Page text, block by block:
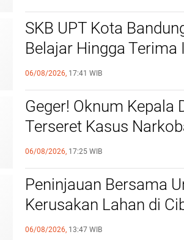
SKB UPT Kota
Belajar Hingga Terima
Sepenuhnya Gratis
06/08/2026, 17:41 WIB
Geger! Oknum Kepala
Terseret Kasus
Bongkar Jaringan
Terduga Pengedar
06/08/2026, 17:25 WIB
Peninjauan Bersama
Kerusakan Lahan di
Kecil dari Klaim Sepihak
06/08/2026, 13:47 WIB